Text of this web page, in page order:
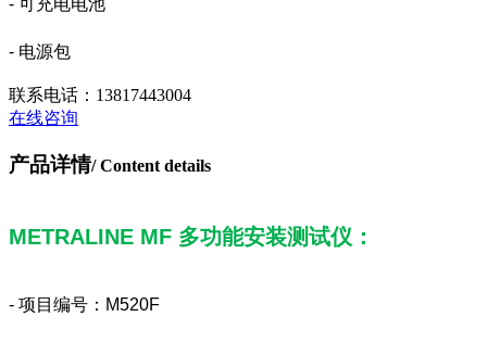
- 电源包
联系电话： 13817443004
在线咨询
产品详情/ Content details
METRALINE MF 多功能安装测试仪：
- 项目编号：M520F